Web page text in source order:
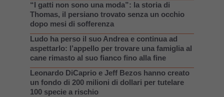
“I gatti non sono una moda”: la storia di
Thomas, il persiano trovato senza un occhio
dopo mesi di sofferenza
Ludo ha perso il suo Andrea e continua ad
aspettarlo: l’appello per trovare una famiglia al
cane rimasto al suo fianco fino alla fine
Leonardo DiCaprio e Jeff Bezos hanno creato
un fondo di 200 milioni di dollari per tutelare
100 specie a rischio